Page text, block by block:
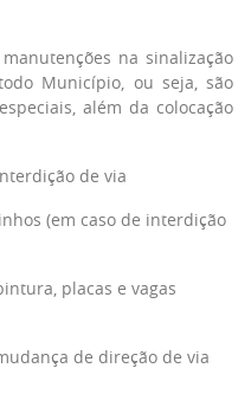
na sinalização
Município, ou seja, são
além da colocação
de via
(em caso de interdição
placas e vagas
de direção de via